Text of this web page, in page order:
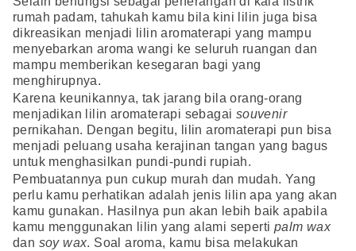
rumah padam, tahukah kamu bila kini lilin juga bisa
dikreasikan menjadi lilin aromaterapi yang mampu
menyebarkan aroma wangi ke seluruh ruangan dan
mampu memberikan kesegaran bagi yang
menghirupnya.
Karena keunikannya, tak jarang bila orang-orang
menjadikan lilin aromaterapi sebagai souvenir
pernikahan. Dengan begitu, lilin aromaterapi pun bisa
menjadi peluang usaha kerajinan tangan yang bagus
untuk menghasilkan pundi-pundi rupiah.
Pembuatannya pun cukup murah dan mudah. Yang
perlu kamu perhatikan adalah jenis lilin apa yang akan
kamu gunakan. Hasilnya pun akan lebih baik apabila
kamu menggunakan lilin yang alami seperti palm wax
dan soy wax. Soal aroma, kamu bisa melakukan